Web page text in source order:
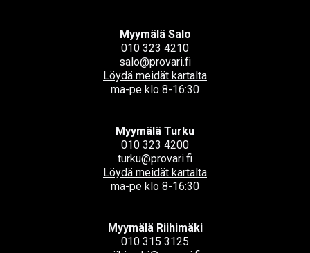
Myymälä Salo
010 323 4210
salo@provari.fi
Löydä meidät kartalta
ma-pe klo 8-16:30
Myymälä Turku
010 323 4200
turku@provari.fi
Löydä meidät kartalta
ma-pe klo 8-16:30
Myymälä Riihimäki
010 315 3125